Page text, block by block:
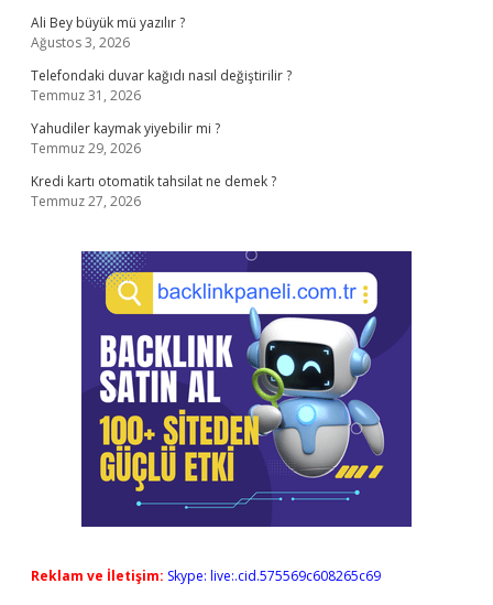
Ali Bey büyük mü yazılır ?
Ağustos 3, 2026
Telefondaki duvar kağıdı nasıl değiştirilir ?
Temmuz 31, 2026
Yahudiler kaymak yiyebilir mi ?
Temmuz 29, 2026
Kredi kartı otomatik tahsilat ne demek ?
Temmuz 27, 2026
Reklam ve İletişim: Skype: live:.cid.575569c608265c69